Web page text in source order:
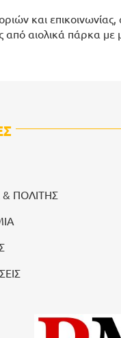
και
αιολικά πάρκα
ΠΟΛΙΤΗΣ